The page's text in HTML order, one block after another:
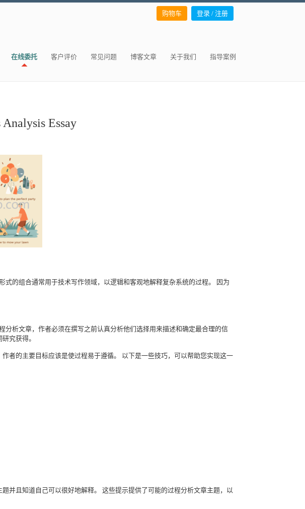
购物车 登录 / 注册
在线委托 客户评价 常见问题 博客文章 关于我们 指导案例
Analysis Essay
式的组合通常用于技术写作领域，以逻辑和客观地解释复杂系统的过程。
因为
分析文章，作者必须在撰写之前认真分析他们选择用来描述和确定最合理的信
究获得。
者的主要目标应该是使过程易于遵循。
以下是一些技巧，可以帮助您实现这一
并且知道自己可以很好地解释。
这些提示提供了可能的过程分析文章主题，以